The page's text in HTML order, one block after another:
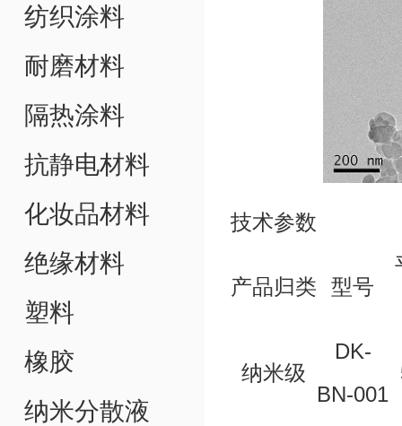
纺织涂料
耐磨材料
隔热涂料
抗静电材料
化妆品材料
绝缘材料
塑料
橡胶
纳米分散液
技术参数
产品归类 型号
纳米级
DK-
BN-001